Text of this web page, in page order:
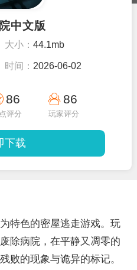
中文版
大小： 44.1mb
时间： 2026-06-02
86
评分
86
玩家评分
下载
特色的密屋逃走游戏。玩
除病院，在平静又凋零的
败的现象与诡异的标记。